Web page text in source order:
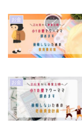
お金
お金